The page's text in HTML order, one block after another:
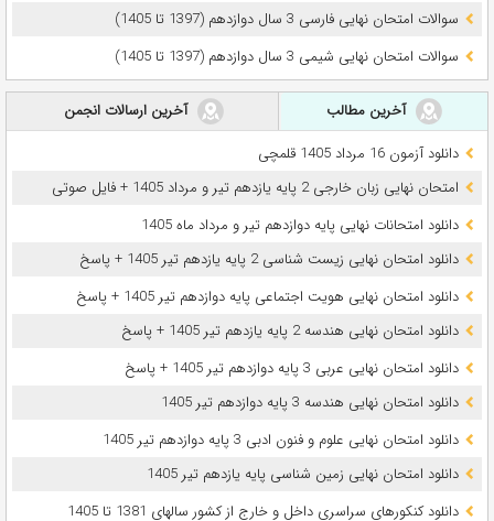
سوالات امتحان نهایی فارسی 3 سال دوازدهم (1397 تا 1405)
سوالات امتحان نهایی شیمی 3 سال دوازدهم (1397 تا 1405)
آخرین مطالب
آخرین ارسالات انجمن
دانلود آزمون 16 مرداد 1405 قلمچی
امتحان نهایی زبان خارجی 2 پایه یازدهم تیر و مرداد 1405 + فایل صوتی
دانلود امتحانات نهایی پایه دوازدهم تیر و مرداد ماه 1405
دانلود امتحان نهایی زیست شناسی 2 پایه یازدهم تیر 1405 + پاسخ
دانلود امتحان نهایی هویت اجتماعی پایه دوازدهم تیر 1405 + پاسخ
دانلود امتحان نهایی هندسه 2 پایه یازدهم تیر 1405 + پاسخ
دانلود امتحان نهایی عربی 3 پایه دوازدهم تیر 1405 + پاسخ
دانلود امتحان نهایی هندسه 3 پایه دوازدهم تیر 1405
دانلود امتحان نهایی علوم و فنون ادبی 3 پایه دوازدهم تیر 1405
دانلود امتحان نهایی زمین شناسی پایه یازدهم تیر 1405
دانلود کنکورهای سراسری داخل و خارج از کشور سالهای 1381 تا 1405